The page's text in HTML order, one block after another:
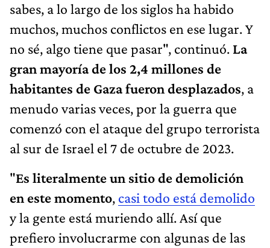
sabes, a lo largo de los siglos ha habido
muchos, muchos conflictos en ese lugar. Y
no sé, algo tiene que pasar", continuó. La
gran mayoría de los 2,4 millones de
habitantes de Gaza fueron desplazados, a
menudo varias veces, por la guerra que
comenzó con el ataque del grupo terrorista
al sur de Israel el 7 de octubre de 2023.
"Es literalmente un sitio de demolición
en este momento, casi todo está demolido
y la gente está muriendo allí. Así que
prefiero involucrarme con algunas de las